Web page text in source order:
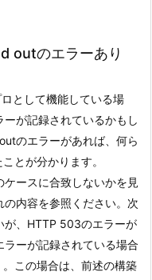
outのエラーあり
として機能している場
が記録されているかもし
のエラーがあれば、何ら
とが分かります。
ースに合致しないかを見
内容を参照ください。次
が、HTTP 503のエラーが
ーが記録されている場合
この場合は、前述の構築